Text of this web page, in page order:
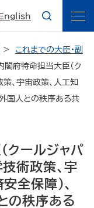
English
これまでの大臣・副
閣府特命担当大臣（ク
、宇宙政策、人工知
国人との秩序ある共
クールジャパ
術政策、宇
全保障）、
の秩序ある